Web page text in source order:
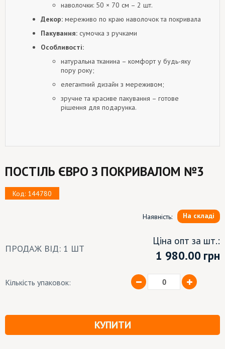
наволочки: 50 × 70 см – 2 шт.
Декор: мереживо по краю наволочок та покривала
Пакування: сумочка з ручками
Особливості:
натуральна тканина – комфорт у будь-яку
пору року;
елегантний дизайн з мереживом;
зручне та красиве пакування – готове
рішення для подарунка.
ПОСТІЛЬ ЄВРО З ПОКРИВАЛОМ №3
Код: 144780
Наявність: На складі
ПРОДАЖ ВІД: 1 ШТ
Ціна опт за шт.:
1 980.00 грн
Кількість упаковок:
КУПИТИ